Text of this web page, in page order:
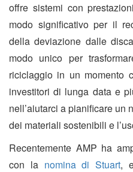
offre sistemi con
modo significativo per il
della deviazione dalle
modo unico per
riciclaggio in un momento
investitori di lunga data e
nell’aiutarci a pianificare un
dei materiali sostenibili e
Recentemente AMP ha
con la nomina di Stuart,